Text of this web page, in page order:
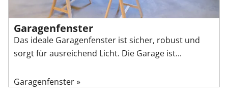
Garagenfenster
Das ideale Garagenfenster ist sicher, robust und
sorgt für ausreichend Licht. Die Garage ist...
Garagenfenster »